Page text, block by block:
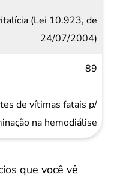
(Lei 10.923, de
24/07/2004)
89
de vítimas fatais p/
na hemodiálise
que você vê